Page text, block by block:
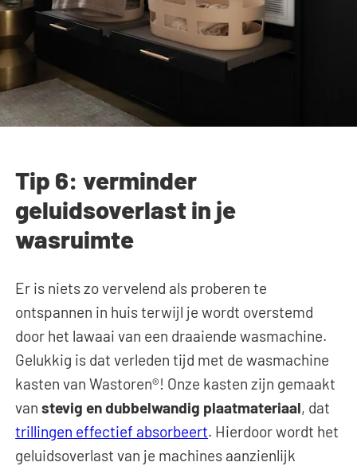
Tip 6: verminder
geluidsoverlast in je
wasruimte
Er is niets zo vervelend als proberen te
ontspannen in huis terwijl je wordt overstemd
door het lawaai van een draaiende wasmachine.
Gelukkig is dat verleden tijd met de wasmachine
kasten van Wastoren®! Onze kasten zijn gemaakt
vanstevig en dubbelwandig plaatmateriaal, dat
trillingen effectief absorbeert. Hierdoor wordt het
geluidsoverlast van je machines aanzienlijk